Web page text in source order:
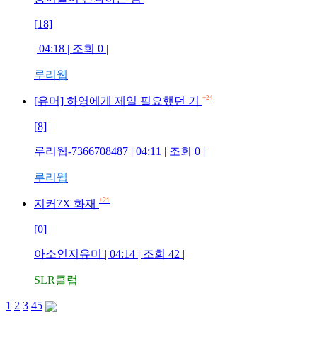
[18]
| 04:18 | 조회 0 |
루리웹
[유머] 하영에게 제일 필요했던 거 +24
[8]
루리웹-7366708487 | 04:11 | 조회 0 |
루리웹
지커7X 화재 +21
[0]
아소인지유미 | 04:14 | 조회 42 |
SLR클럽
1 2 3 45